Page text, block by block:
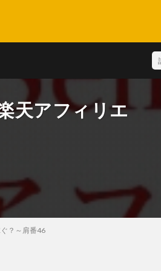
天アフィリエ
？～肩番46